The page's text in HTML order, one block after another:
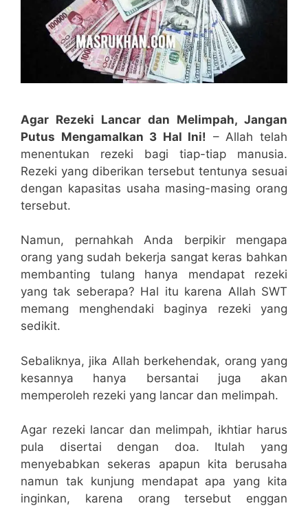
Agar Rezeki Lancar dan Melimpah, Jangan
Putus Mengamalkan 3 Hal Ini! – Allah telah
menentukan rezeki bagi tiap-tiap manusia.
Rezeki yang diberikan tersebut tentunya sesuai
dengan kapasitas usaha masing-masing orang
tersebut.
Namun, pernahkah Anda berpikir mengapa
orang yang sudah bekerja sangat keras bahkan
membanting tulang hanya mendapat rezeki
yang tak seberapa? Hal itu karena Allah SWT
memang menghendaki baginya rezeki yang
sedikit.
Sebaliknya, jika Allah berkehendak, orang yang
kesannya hanya bersantai juga akan
memperoleh rezeki yang lancar dan melimpah.
Agar rezeki lancar dan melimpah, ikhtiar harus
pula disertai dengan doa. Itulah yang
menyebabkan sekeras apapun kita berusaha
namun tak kunjung mendapat apa yang kita
inginkan, karena orang tersebut enggan